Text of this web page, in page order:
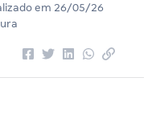
em 26/05/26